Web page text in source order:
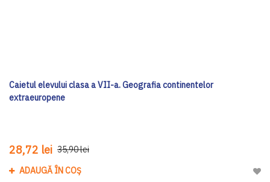
Caietul elevului clasa a VII-a. Geografia continentelor
extraeuropene
28,72 lei 35,90 lei
ADAUGĂ ÎN COȘ